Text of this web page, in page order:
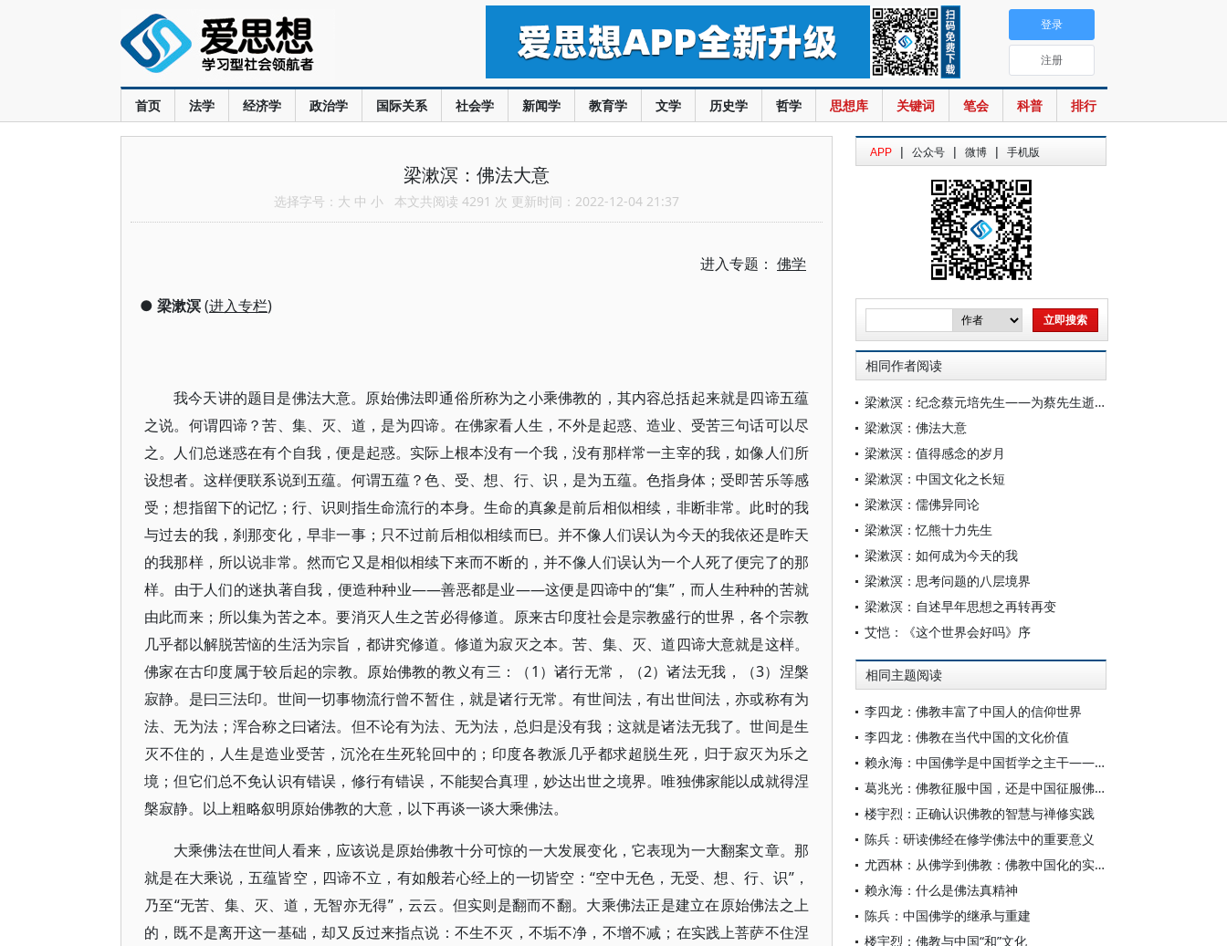
首页 法学 经济学 政治学 国际关系 社会学 新闻学 教育学 文学 历史学 哲学 思想库 关键词 笔会 科普 排行
登录
注册
梁漱溟：佛法大意
选择字号： 大 中 小 本文共阅读 4291 次 更新时间：2022-12-04 21:37
进入专题： 佛学
● 梁漱溟(进入专栏)
我今天讲的题目是佛法大意。原始佛法即通俗所称为之小乘佛教的，其内容总括起来就是四谛五蕴
之说。何谓四谛？苦、集、灭、道，是为四谛。在佛家看人生，不外是起惑、造业、受苦三句话可以尽
之。人们总迷惑在有个自我，便是起惑。实际上根本没有一个我，没有那样常一主宰的我，如像人们所
设想者。这样便联系说到五蕴。何谓五蕴？色、受、想、行、识，是为五蕴。色指身体；受即苦乐等感
受；想指留下的记忆；行、识则指生命流行的本身。生命的真象是前后相似相续，非断非常。此时的我
与过去的我，刹那变化，早非一事；只不过前后相似相续而巳。并不像人们误认为今天的我依还是昨天
的我那样，所以说非常。然而它又是相似相续下来而不断的，并不像人们误认为一个人死了便完了的那
样。由于人们的迷执著自我，便造种种业——善恶都是业——这便是四谛中的“集”，而人生种种的苦就
由此而来；所以集为苦之本。要消灭人生之苦必得修道。原来古印度社会是宗教盛行的世界，各个宗教
几乎都以解脱苦恼的生活为宗旨，都讲究修道。修道为寂灭之本。苦、集、灭、道四谛大意就是这样。
佛家在古印度属于较后起的宗教。原始佛教的教义有三：（1）诸行无常，（2）诸法无我，（3）涅槃
寂静。是曰三法印。世间一切事物流行曾不暂住，就是诸行无常。有世间法，有出世间法，亦或称有为
法、无为法；浑合称之曰诸法。但不论有为法、无为法，总归是没有我；这就是诸法无我了。世间是生
灭不住的，人生是造业受苦，沉沦在生死轮回中的；印度各教派几乎都求超脱生死，归于寂灭为乐之
境；但它们总不免认识有错误，修行有错误，不能契合真理，妙达出世之境界。唯独佛家能以成就得涅
槃寂静。以上粗略叙明原始佛教的大意，以下再谈一谈大乘佛法。
大乘佛法在世间人看来，应该说是原始佛教十分可惊的一大发展变化，它表现为一大翻案文章。那
就是在大乘说，五蕴皆空，四谛不立，有如般若心经上的一切皆空：“空中无色，无受、想、行、识”，
乃至“无苦、集、灭、道，无智亦无得”，云云。但实则是翻而不翻。大乘佛法正是建立在原始佛法之上
的，既不是离开这一基础，却又反过来指点说：不生不灭，不垢不净，不增不减；在实践上菩萨不住涅
APP | 公众号 | 微博 | 手机版
相同作者阅读
梁漱溟：纪念蔡元培先生——为蔡先生逝世二周年作
梁漱溟：佛法大意
梁漱溟：值得感念的岁月
梁漱溟：中国文化之长短
梁漱溟：儒佛异同论
梁漱溟：忆熊十力先生
梁漱溟：如何成为今天的我
梁漱溟：思考问题的八层境界
梁漱溟：自述早年思想之再转再变
艾恺：《这个世界会好吗》序
相同主题阅读
李四龙：佛教丰富了中国人的信仰世界
李四龙：佛教在当代中国的文化价值
赖永海：中国佛学是中国哲学之主干——忆孙叔平先生之关注和鼓励佛学研究
葛兆光：佛教征服中国，还是中国征服佛教？
楼宇烈：正确认识佛教的智慧与禅修实践
陈兵：研读佛经在修学佛法中的重要意义
尤西林：从佛学到佛教：佛教中国化的实质
赖永海：什么是佛法真精神
陈兵：中国佛学的继承与重建
楼宇烈：佛教与中国“和”文化